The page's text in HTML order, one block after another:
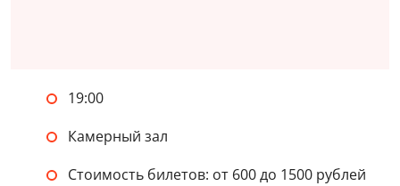
19:00
Камерный зал
Стоимость билетов: от 600 до 1500 рублей